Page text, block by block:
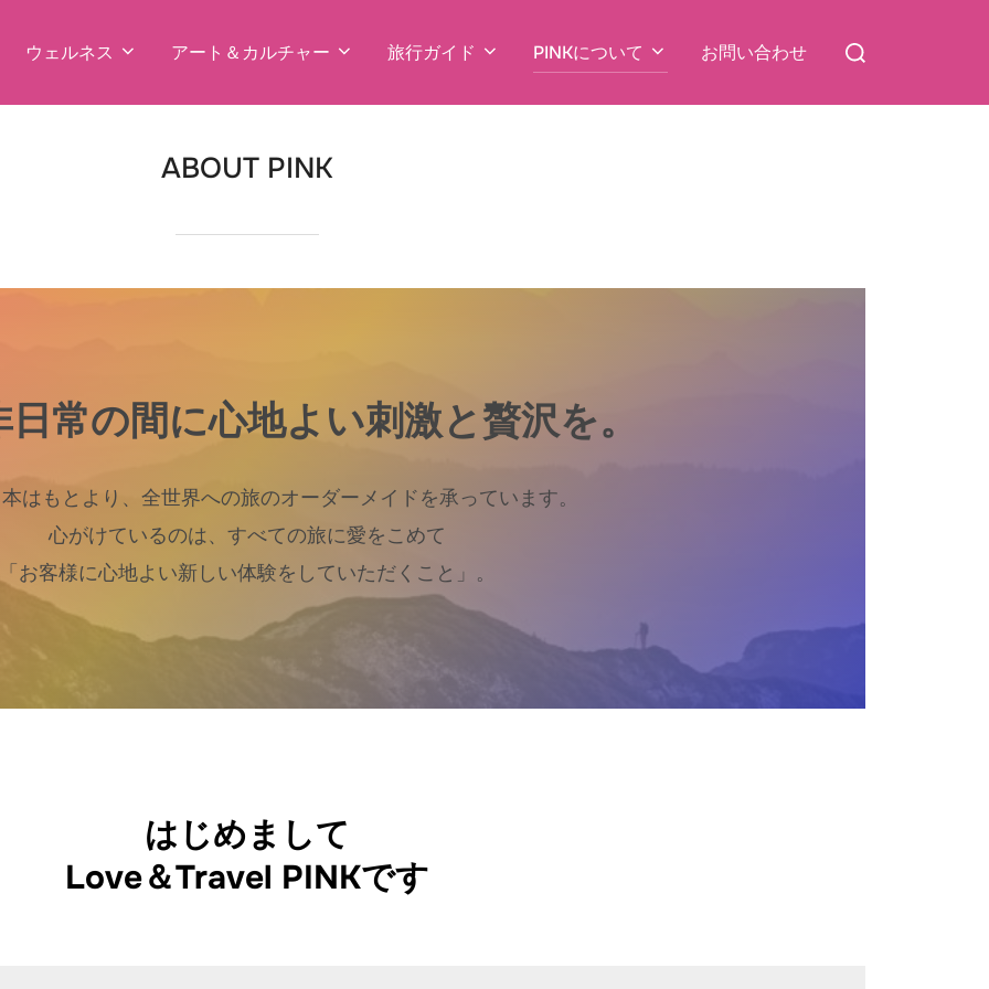
ウェルネス アート＆カルチャー 旅行ガイド PINKについて お問い合わせ
対
ABOUT PINK
常の間に心地よい刺激と贅沢を。
はもとより、全世界への旅のオーダーメイドを承っています。
心がけているのは、すべての旅に愛をこめて
「お客様に心地よい新しい体験をしていただくこと」。
はじめまして
Love＆Travel PINKです